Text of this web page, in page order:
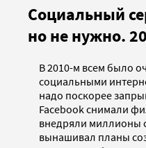
Социальный
но не нужно.
В 2010-м всем было
социальными
надо поскорее
Facebook снимали
внедряли миллионы
вынашивал планы